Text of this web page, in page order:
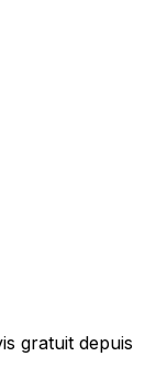
gratuit depuis